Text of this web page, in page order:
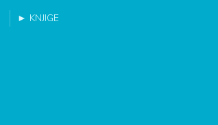
► KNJIGE